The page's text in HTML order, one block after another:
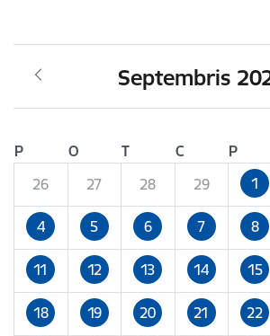
Septembris
P O T C P
26
27 28 29 1
4 5 6 7 8
11 12 13 14 15
18 19 20 21 22